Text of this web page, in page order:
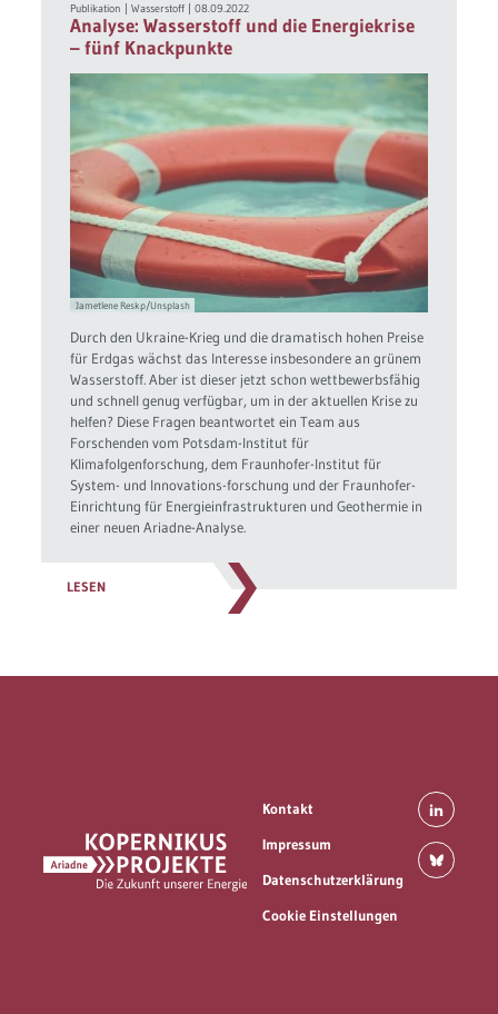
Publikation |Wasserstoff |08.09.2022
Analyse: Wasserstoff und die Energiekrise
– fünf Knackpunkte
Jametlene Reskp/Unsplash
Durch den Ukraine-Krieg und die dramatisch hohen Preise
für Erdgas wächst das Interesse insbesondere an grünem
Wasserstoff. Aber ist dieser jetzt schon wettbewerbsfähig
und schnell genug verfügbar, um in der aktuellen Krise zu
helfen? Diese Fragen beantwortet ein Team aus
Forschenden vom Potsdam-Institut für
Klimafolgenforschung, dem Fraunhofer-Institut für
System- und Innovations-forschung und der Fraunhofer-
Einrichtung für Energieinfrastrukturen und Geothermie in
einer neuen Ariadne-Analyse.
LESEN
Kontakt
Impressum
Datenschutzerklärung
Cookie Einstellungen